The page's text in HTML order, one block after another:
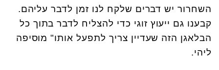
השחרור יש דברים שלקח לנו זמן לדבר עליהם.
קבענו גם ייעוץ זוגי כדי להצליח לדבר בתוך כל
הבלאגן הזה שעדיין צריך לתפעל אותו" מוסיפה
ליהי.